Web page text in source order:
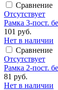
Сравнение
Отсутствует
Рамка 3-пост.
101 руб.
Нет в наличии
Сравнение
Отсутствует
Рамка 2-пост.
81 руб.
Нет в наличии